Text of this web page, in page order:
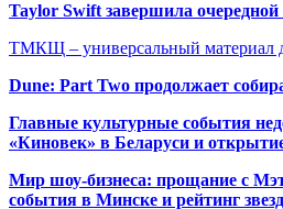
Taylor Swift завершила очередной
ТМКЩ – универсальный материал
Dune: Part Two продолжает
Главные культурные события
«Киновек» в Беларуси и
Мир шоу-бизнеса: прощание с
события в Минске и рейтинг